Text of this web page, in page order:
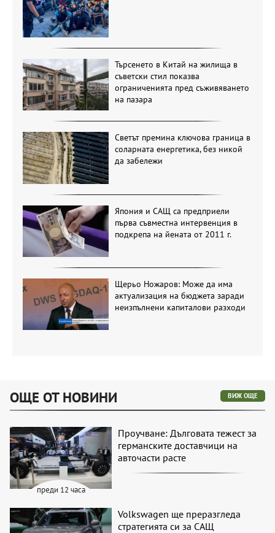
Търсенето в Китай на жилища в
съветски стил показва
ограниченията пред съживяването
на пазара
Светът премина ключова граница в
соларната енергетика, без никой
да забележи
Япония и САЩ са предприели
първа съвместна интервенция в
подкрепа на йената от 2011 г.
Щерьо Ножаров: Може да има
актуализация на бюджета заради
неизпълнени капиталови разходи
ОЩЕ ОТ НОВИНИ ВИЖ ОЩЕ
преди 12 часа
Проучване: Дълговата тежест за
германските доставчици на
авточасти расте
Volkswagen ще преразгледа
стратегията си за САЩ